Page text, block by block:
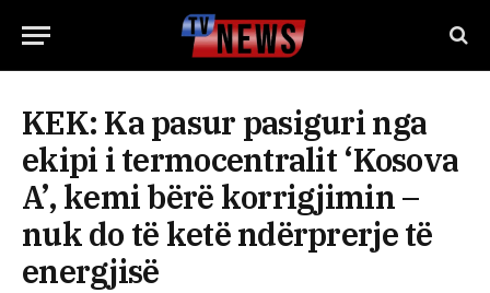
KEK: Ka pasur pasiguri nga
ekipi i termocentralit ‘Kosova
A’, kemi bërë korrigjimin –
nuk do të ketë ndërprerje të
energjisë